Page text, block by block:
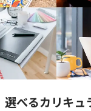
選べるカリキュ